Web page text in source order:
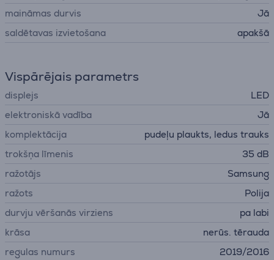
maināmas durvis
Jā
saldētavas izvietošana
apakšā
Vispārējais parametrs
displejs
LED
elektroniskā vadība
Jā
komplektācija
pudeļu plaukts, ledus trauks
trokšņa līmenis
35 dB
ražotājs
Samsung
ražots
Polija
durvju vēršanās virziens
pa labi
krāsa
nerūs. tērauda
regulas numurs
2019/2016